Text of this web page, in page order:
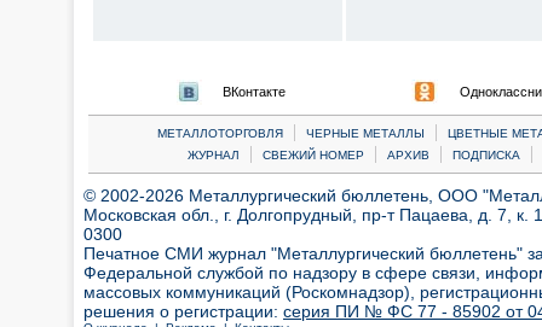
ВКонтакте
МЕТАЛЛОТОРГОВЛЯ | ЧЕРНЫЕ МЕТАЛЛЫ |
ЦВЕТНЫЕ
ЖУРНАЛ
| СВЕЖИЙ НОМЕР | АРХИВ | ПОДПИСКА |
© 2002-2026 Металлургический бюллетень, ООО
Московская обл., г. Долгопрудный, пр-т Пацаева, д. 7,
0300
Печатное СМИ журнал "Металлургический бюллетень"
Федеральной службой по надзору в сфере связи,
массовых коммуникаций (Роскомнадзор),
решения о регистрации: серия ПИ № ФС 77 - 85902 от 04